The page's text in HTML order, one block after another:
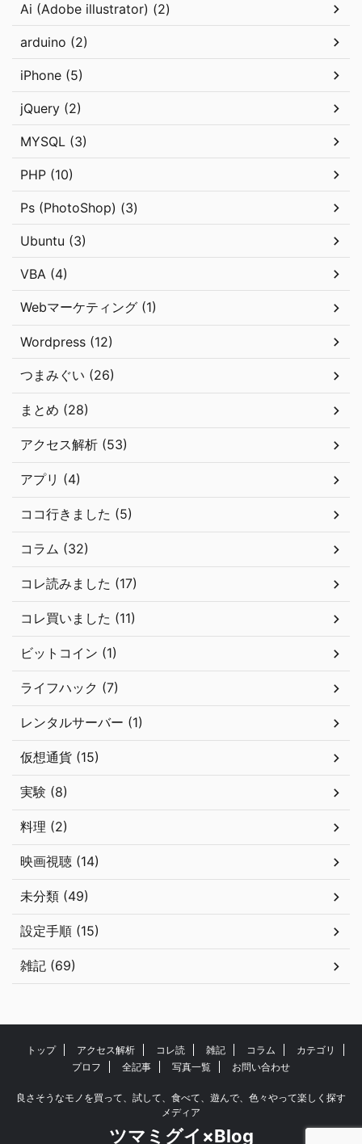
Ai (Adobe illustrator) (2)
arduino (2)
iPhone (5)
jQuery (2)
MYSQL (3)
PHP (10)
Ps (PhotoShop) (3)
Ubuntu (3)
VBA (4)
Webマーケティング (1)
Wordpress (12)
つまみぐい (26)
まとめ (28)
アクセス解析 (53)
アプリ (4)
ココ行きました (5)
コラム (32)
コレ読みました (17)
コレ買いました (11)
ビットコイン (1)
ライフハック (7)
レンタルサーバー (1)
仮想通貨 (15)
実験 (8)
料理 (2)
映画視聴 (14)
未分類 (49)
設定手順 (15)
雑記 (69)
トップ アクセス解析 コレ読 雑記 コラム
カテゴリ
プロフ
全記事 写真一覧 お問い合わせ
良さそうなモノを買って、試して、食べて、遊んで、色々やって楽しく探す
メディア
ツマミグイ×Blog